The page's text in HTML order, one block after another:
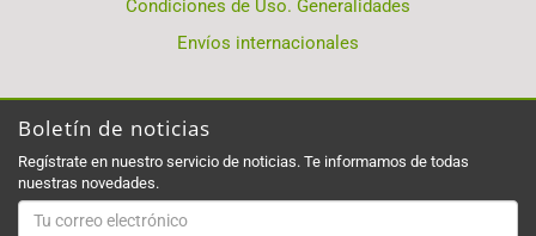
Condiciones de Uso. Generalidades
Envíos internacionales
Boletín de noticias
Regístrate en nuestro servicio de noticias. Te informamos de todas
nuestras novedades.